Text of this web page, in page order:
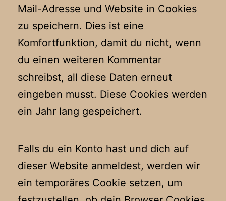
Mail-Adresse und Website in Cookies
zu speichern. Dies ist eine
Komfortfunktion, damit du nicht, wenn
du einen weiteren Kommentar
schreibst, all diese Daten erneut
eingeben musst. Diese Cookies werden
ein Jahr lang gespeichert.
Falls du ein Konto hast und dich auf
dieser Website anmeldest, werden wir
ein temporäres Cookie setzen, um